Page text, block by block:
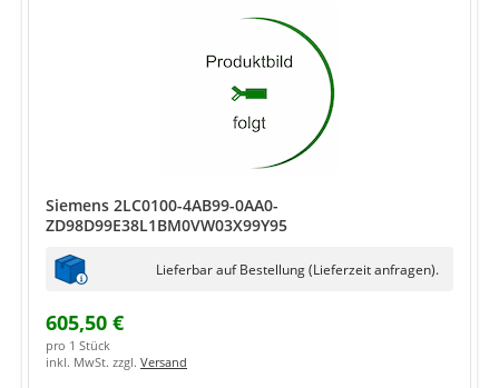
Siemens 2LC0100-4AB99-0AA0-
ZD98D99E38L1BM0VW03X99Y95
Lieferbar auf Bestellung (Lieferzeit anfragen).
605,50 €
pro 1 Stück
inkl. MwSt. zzgl. Versand